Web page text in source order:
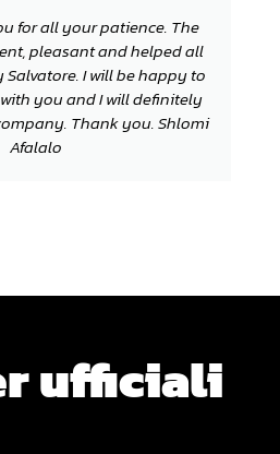
for all your patience. The
pleasant and helped all
I will be happy to
you and I will definitely
Thank you. Shlomi
Afalalo
ufficiali